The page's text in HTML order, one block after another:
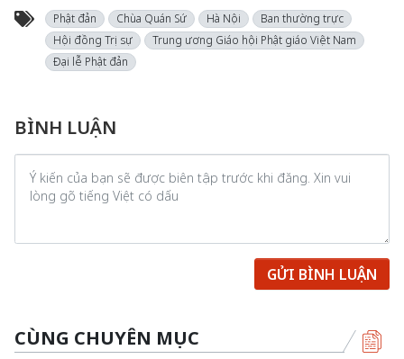
Phật đản Chùa Quán Sứ Hà Nội
Ban thường trực
Hội đồng Trị sự
Trung ương Giáo hội Phật giáo Việt Nam
Đại lễ Phật đản
BÌNH LUẬN
GỬI BÌNH LUẬN
CÙNG CHUYÊN MỤC